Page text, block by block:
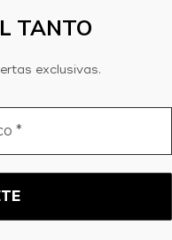
TANTO
exclusivas.